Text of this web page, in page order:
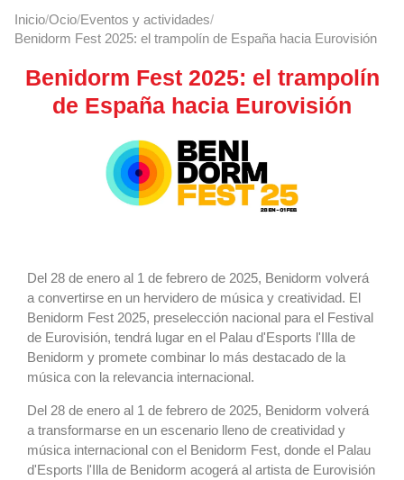
Inicio Ocio Eventos y actividades
Benidorm Fest 2025: el trampolín de España hacia Eurovisión
Benidorm Fest 2025: el trampolín
de España hacia Eurovisión
Del 28 de enero al 1 de febrero de 2025, Benidorm volverá
a convertirse en un hervidero de música y creatividad. El
Benidorm Fest 2025, preselección nacional para el Festival
de Eurovisión, tendrá lugar en el Palau d'Esports l'Illa de
Benidorm y promete combinar lo más destacado de la
música con la relevancia internacional.
Del 28 de enero al 1 de febrero de 2025, Benidorm volverá
a transformarse en un escenario lleno de creatividad y
música internacional con el Benidorm Fest, donde el Palau
d'Esports l'Illa de Benidorm acogerá al artista de Eurovisión